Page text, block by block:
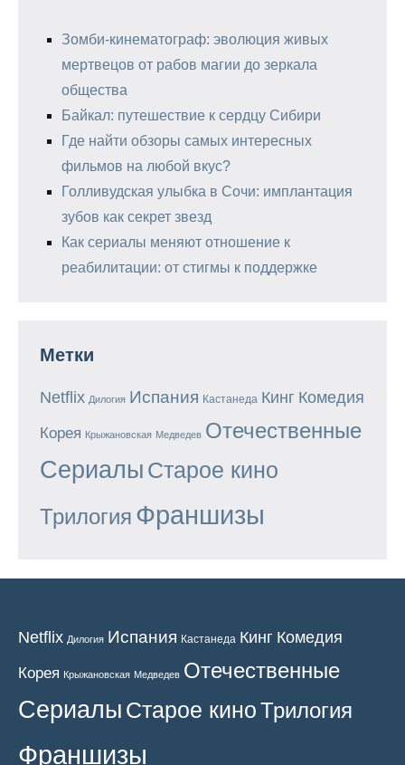
Зомби-кинематограф: эволюция живых
мертвецов от рабов магии до зеркала
общества
Байкал: путешествие к сердцу Сибири
Где найти обзоры самых интересных
фильмов на любой вкус?
Голливудская улыбка в Сочи: имплантация
зубов как секрет звезд
Как сериалы меняют отношение к
реабилитации: от стигмы к поддержке
Метки
Netflix Дилогия Испания Кастанеда Кинг Комедия
Корея Крыжановская Медведев Отечественные
Сериалы Старое кино
Трилогия Франшизы
Netflix Дилогия Испания Кастанеда Кинг Комедия
Корея Крыжановская Медведев Отечественные
Сериалы Старое киноТрилогия
Франшизы